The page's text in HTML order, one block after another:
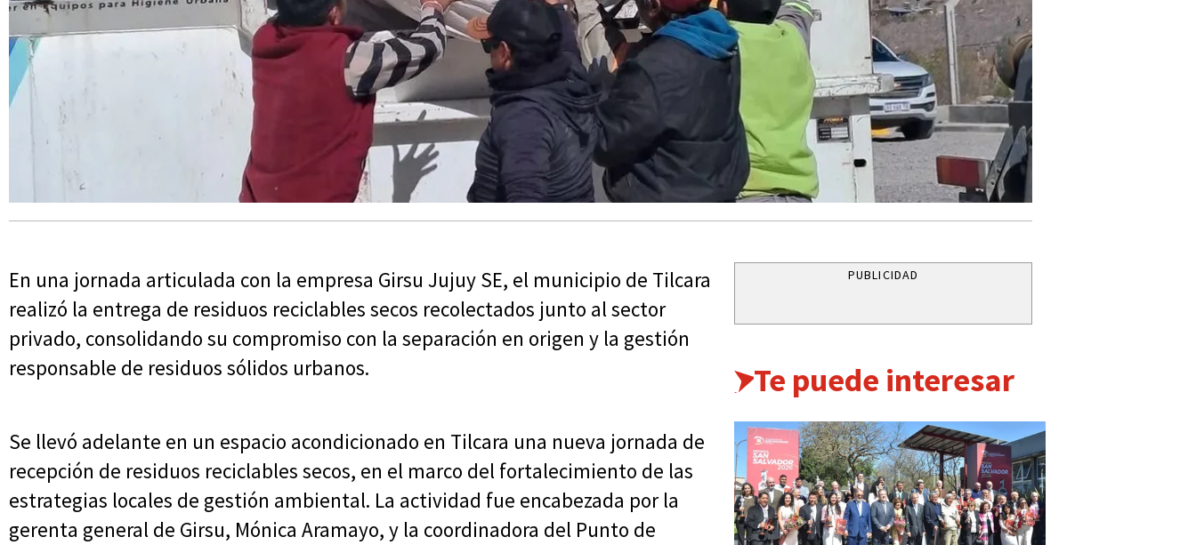
En una jornada articulada con la empresa Girsu Jujuy SE, el municipio de Tilcara
realizó la entrega de residuos reciclables secos recolectados junto al sector
privado, consolidando su compromiso con la separación en origen y la gestión
responsable de residuos sólidos urbanos.
Se llevó adelante en un espacio acondicionado en Tilcara una nueva jornada de
recepción de residuos reciclables secos, en el marco del fortalecimiento de las
estrategias locales de gestión ambiental. La actividad fue encabezada por la
gerenta general de Girsu, Mónica Aramayo, y la coordinadora del Punto de
PUBLICIDAD
Te puede interesar